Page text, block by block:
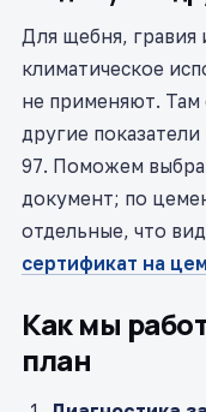
Для щебня, гравия
климатическое
не применяют.
другие
97. Поможем
документ; по
отдельные, что
сертификат на
Как мы
план